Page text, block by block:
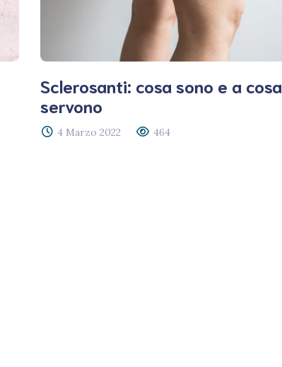
Sclerosanti: cosa sono e a cosa
servono
4 Marzo 2022 464